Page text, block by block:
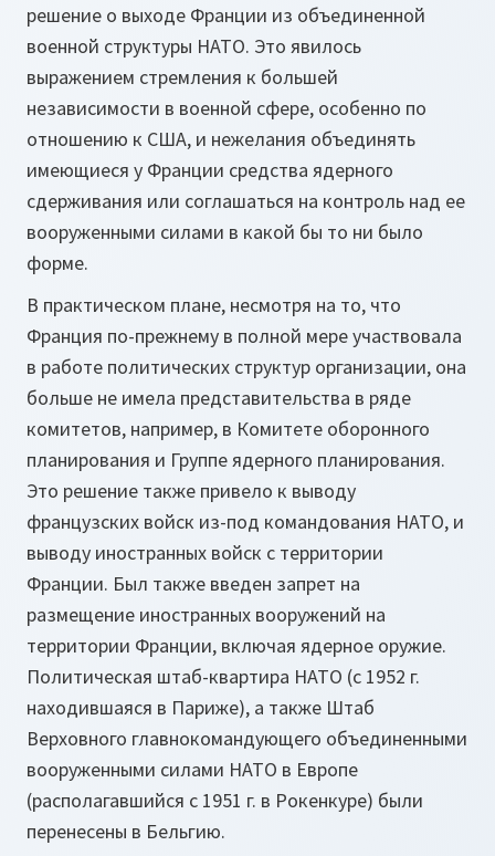
решение о выходе Франции из объединенной
военной структуры НАТО. Это явилось
выражением стремления к большей
независимости в военной сфере, особенно по
отношению к США, и нежелания объединять
имеющиеся у Франции средства ядерного
сдерживания или соглашаться на контроль над ее
вооруженными силами в какой бы то ни было
форме.
В практическом плане, несмотря на то, что
Франция по-прежнему в полной мере участвовала
в работе политических структур организации, она
больше не имела представительства в ряде
комитетов, например, в Комитете оборонного
планирования и Группе ядерного планирования.
Это решение также привело к выводу
французских войск из-под командования НАТО, и
выводу иностранных войск с территории
Франции. Был также введен запрет на
размещение иностранных вооружений на
территории Франции, включая ядерное оружие.
Политическая штаб-квартира НАТО (с 1952 г.
находившаяся в Париже), а также Штаб
Верховного главнокомандующего объединенными
вооруженными силами НАТО в Европе
(располагавшийся с 1951 г. в Рокенкуре) были
перенесены в Бельгию.